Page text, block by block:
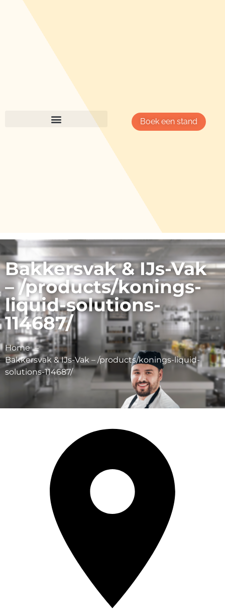
Boek een stand
Bakkersvak & IJs-Vak
– /products/konings-
liquid-solutions-
114687/
Home
Bakkersvak & IJs-Vak – /products/konings-liquid-
solutions-114687/
AB Mauri Netherlands bv